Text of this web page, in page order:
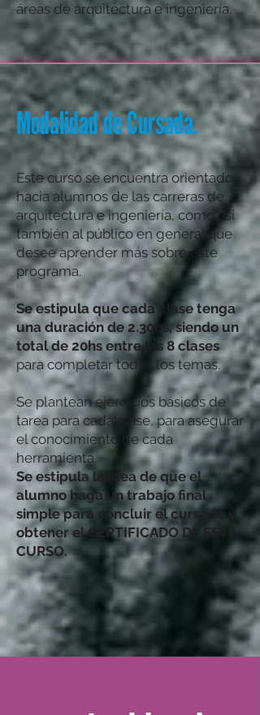
áreas de arquitectura e ingeniería.
Modalidad de Cursada.
Este curso se encuentra orientado
hacia alumnos de las carreras de
arquitectura e ingeniería, como así
también al público en general que
desee aprender más sobre este
programa.
Se estipula que cada clase tenga
una duración de 2.30hs, siendo un
total de 20hs entre las 8 clases
para completar todos los temas.
Se plantean ejercicios básicos de
tarea para cada clase, para asegurar
el conocimiento de cada
herramienta.
Se estipula la idea de que el
alumno haga un trabajo final
simple para concluir el cursado y
obtener el CERTIFICADO DE ESTE
CURSO.